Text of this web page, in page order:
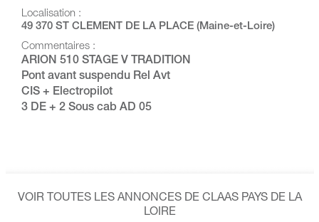
Localisation :
49 370 ST CLEMENT DE LA PLACE (Maine-et-Loire)
Commentaires :
ARION 510 STAGE V TRADITION
Pont avant suspendu Rel Avt
CIS + Electropilot
3 DE + 2 Sous cab AD 05
VOIR TOUTES LES ANNONCES DE CLAAS PAYS DE LA
LOIRE